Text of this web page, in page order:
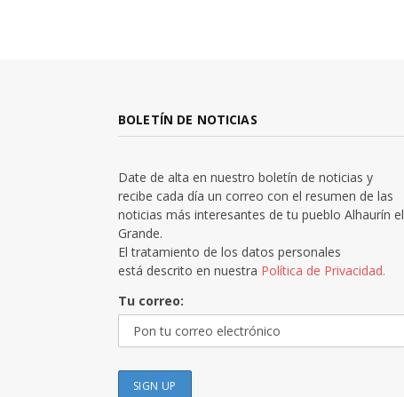
BOLETÍN DE NOTICIAS
Date de alta en nuestro boletín de noticias y
recibe cada día un correo con el resumen de las
noticias más interesantes de tu pueblo Alhaurín el
Grande.
El tratamiento de los datos personales
está descrito en nuestra Política de Privacidad.
Tu correo: